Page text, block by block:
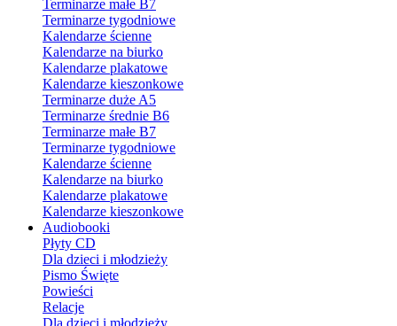
Terminarze małe B7
Terminarze tygodniowe
Kalendarze ścienne
Kalendarze na biurko
Kalendarze plakatowe
Kalendarze kieszonkowe
Terminarze duże A5
Terminarze średnie B6
Terminarze małe B7
Terminarze tygodniowe
Kalendarze ścienne
Kalendarze na biurko
Kalendarze plakatowe
Kalendarze kieszonkowe
Audiobooki
Płyty CD
Dla dzieci i młodzieży
Pismo Święte
Powieści
Relacje
Dla dzieci i młodzieży